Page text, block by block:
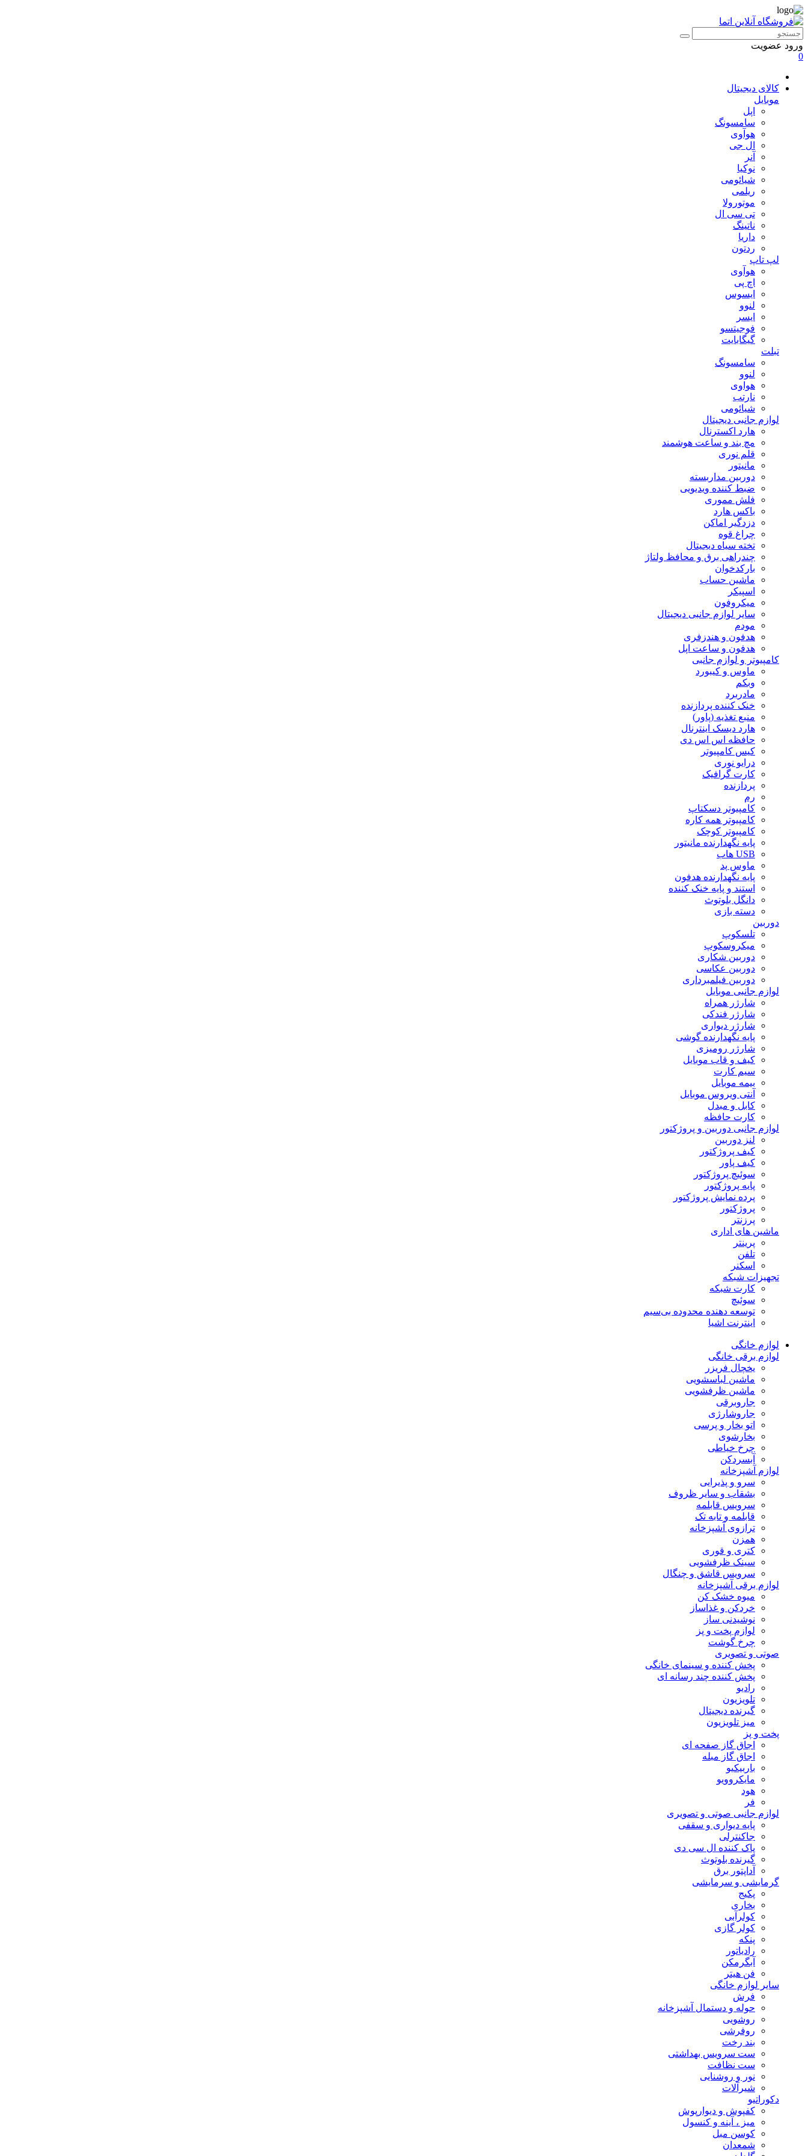
ورود عضویت
0
کالای دیجیتال
موبایل
اپل
سامسونگ
هوآوی
ال جی
آنر
نوکیا
شیائومی
ریلمی
موتورولا
تی سی ال
ناتینگ
داریا
ردتون
لپ تاپ
هوآوی
اچ پی
ایسوس
لنوو
ایسر
فوجیتسو
گیگابایت
تبلت
سامسونگ
لنوو
هواوی
نارتب
شیائومی
لوازم جانبی دیجیتال
هارد اکسترنال
مچ بند و ساعت هوشمند
قلم نوری
مانیتور
دوربین مداربسته
ضبط کننده ویدیویی
فلش مموری
باکس هارد
دزدگیر اماکن
چراغ قوه
تخته سیاه دیجیتال
چندراهی برق و محافظ ولتاژ
بارکدخوان
ماشین حساب
اسپیکر
میکروفون
سایر لوازم جانبی دیجیتال
مودم
هدفون و هندزفری
هدفون و ساعت اپل
کامپیوتر و لوازم جانبی
ماوس و کیبورد
وبکم
مادربرد
خنک کننده پردازنده
منبع تغذیه (پاور)
هارد دیسک اینترنال
حافظه اس اس دی
کیس کامپیوتر
درایو نوری
کارت گرافیک
پردازنده
رم
کامپیوتر دسکتاپ
کامپیوتر همه کاره
کامپیوتر کوچک
پایه نگهدارنده مانیتور
USB هاب
ماوس پد
پایه نگهدارنده هدفون
استند و پایه خنک کننده
دانگل بلوتوث
دسته بازی
دوربین
تلسکوپ
میکروسکوپ
دوربین شکاری
دوربین عکاسی
دوربین فیلمبرداری
لوازم جانبی موبایل
شارژر همراه
شارژر فندکی
شارژر دیواری
پایه نگهدارنده گوشی
شارژر رومیزی
کیف و قاب موبایل
سیم کارت
بیمه موبایل
آنتی ویروس موبایل
کابل و مبدل
کارت حافظه
لوازم جانبی دوربین و پروژکتور
لنز دوربین
کیف پروژکتور
کیف پاور
سوئیچ پروژکتور
پایه پروژکتور
پرده نمایش پروژکتور
پروژکتور
پرزنتر
ماشین های اداری
پرینتر
تلفن
اسکنر
تجهیزات شبکه
کارت شبکه
سوئیچ
توسعه دهنده محدوده بی‌سیم
اینترنت اشیا
لوازم خانگی
لوازم برقی خانگی
یخچال فریزر
ماشین لباسشویی
ماشین ظرفشویی
جاروبرقی
جاروشارژی
اتو بخار و پرسی
بخارشوی
چرخ خیاطی
آبسردکن
لوازم آشپزخانه
سرو و پذیرایی
بشقاب و سایر ظروف
سرویس قابلمه
قابلمه و تابه تک
ترازوی آشپزخانه
همزن
کتری و قوری
سینک ظرفشویی
سرویس قاشق و چنگال
لوازم برقی آشپزخانه
میوه خشک کن
خردکن و غذاساز
نوشیدنی ساز
لوازم پخت و پز
چرخ گوشت
صوتی و تصویری
پخش کننده و سینمای خانگی
پخش کننده چند رسانه ای
رادیو
تلویزیون
گیرنده دیجیتال
میز تلویزیون
پخت و پز
اجاق گاز صفحه ای
اجاق گاز مبله
باربیکیو
مایکروویو
هود
فر
لوازم جانبی صوتی و تصویری
پایه دیواری و سقفی
جاکنترلی
پاک کننده ال سی دی
گیرنده بلوتوث
آداپتور برق
گرمایشی و سرمایشی
پکیج
بخاری
کولرآبی
کولر گازی
پنکه
رادیاتور
آبگرمکن
فن هیتر
سایر لوازم خانگی
فرش
حوله و دستمال آشپزخانه
روشویی
روفرشی
بند رخت
ست سرویس بهداشتی
ست نظافت
نور و روشنایی
شیرآلات
دکوراتیو
کفپوش و دیوارپوش
میز ، آینه و کنسول
کوسن مبل
شمعدان